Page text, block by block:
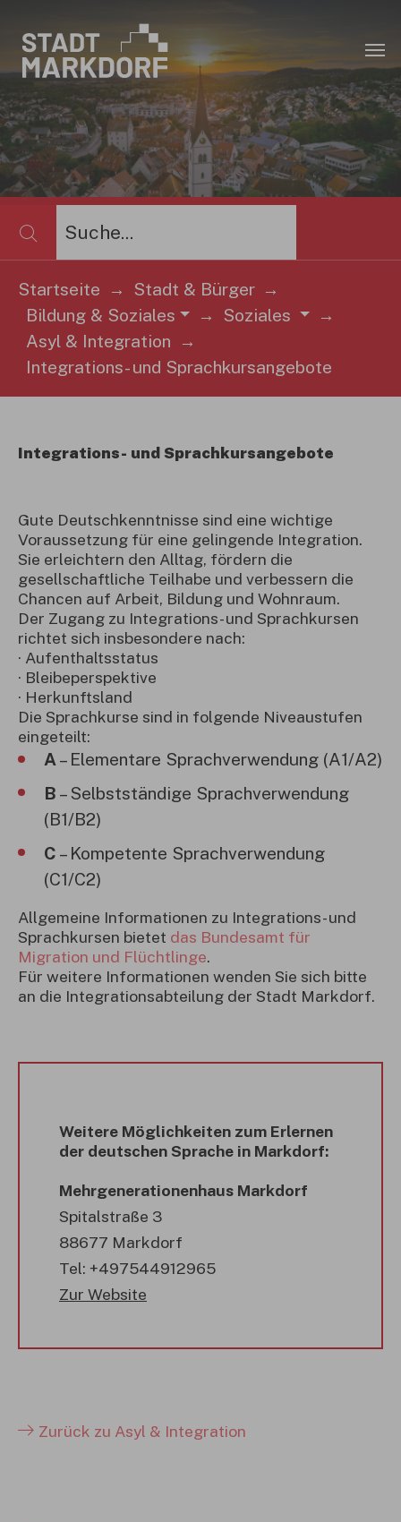
Sie sind hier:
Startseite
Stadt & Bürger
Bildung & Soziales
Soziales
Asyl & Integration
Integrations- und Sprachkursangebote
Integrations- und Sprachkursangebote
Gute Deutschkenntnisse sind eine wichtige
Voraussetzung für eine gelingende Integration.
Sie erleichtern den Alltag, fördern die
gesellschaftliche Teilhabe und verbessern die
Chancen auf Arbeit, Bildung und Wohnraum.
Der Zugang zu Integrations- und Sprachkursen
richtet sich insbesondere nach:
· Aufenthaltsstatus
· Bleibeperspektive
· Herkunftsland
Die Sprachkurse sind in folgende Niveaustufen
eingeteilt:
A – Elementare Sprachverwendung (A1/A2)
B – Selbstständige Sprachverwendung
(B1/B2)
C – Kompetente Sprachverwendung
(C1/C2)
Allgemeine Informationen zu Integrations- und
Sprachkursen bietet das Bundesamt für
Migration und Flüchtlinge.
Für weitere Informationen wenden Sie sich bitte
an die Integrationsabteilung der Stadt Markdorf.
Weitere Möglichkeiten zum Erlernen
der deutschen Sprache in Markdorf:
Mehrgenerationenhaus Markdorf
Spitalstraße 3
88677 Markdorf
Tel: +497544912965
Zur Website
Zurück zu Asyl & Integration
×